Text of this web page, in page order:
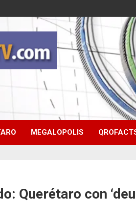
MEGALOPOLIS
Querétaro con